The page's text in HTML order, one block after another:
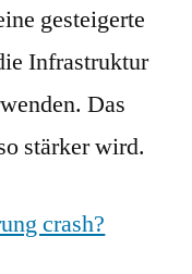
gesteigerte
Infrastruktur
Das
stärker wird.
crash?